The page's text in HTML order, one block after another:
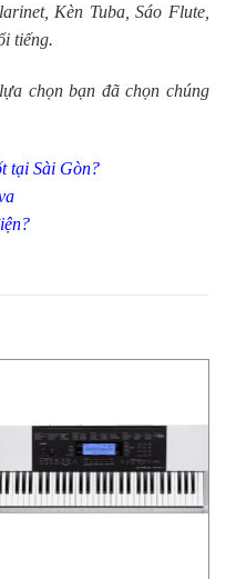
, Kèn Tuba,Sáo Flute
tiếng.
chọn bạn đã chọn chúng
tại Sài Gòn?